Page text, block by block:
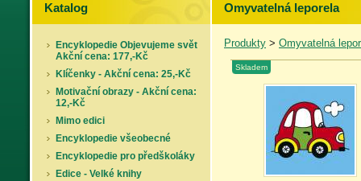
Katalog
Encyklopedie Objevujeme svět
Akční cena: 177,-Kč
Klíčenky - Akční cena: 25,-Kč
Motivační obrazy - Akční cena:
12,-Kč
Mimo edici
Encyklopedie všeobecné
Encyklopedie pro předškoláky
Edice - Velké knihy
Omyvatelná leporela
Produkty > Omyvatelná
Skladem